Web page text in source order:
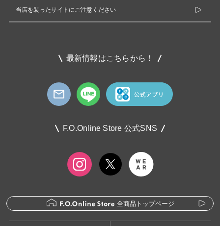
当店を装ったサイトにご注意ください
最新情報はこちらから！
F.O.Online Store 公式SNS
全商品トップページ